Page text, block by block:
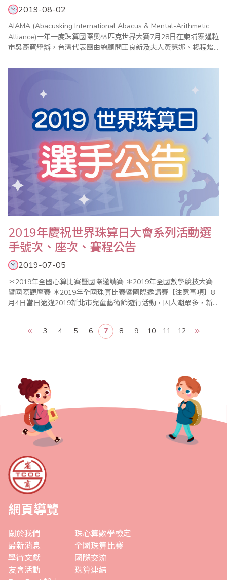
2019-08-02
AIAMA (Abacusking International Abacus & Mental-Arithmetic
Alliance)一年一度珠算國際奧林匹克世界大賽7月28日在柬埔寨暹粒
市吳哥窟舉辦，台灣代表團由總顧問王良新及夫人黃慧娜、楊程焰
鍾健美總教練、李皓晴老師等帶領選手及隨行團員共41名參與盛
2019年慶祝世界珠算日大會系列活動選
手號次、座次、賽程公告
2019-07-05
＊2019年全國心算比賽暨國際邀請賽 ＊2019年全國數學競技大賽
暨國際觀摩賽 ＊2019年全國珠算比賽暨國際邀請賽【注意事項】8
月4日當日適逢2019新北市兒童藝術節遊行活動，因人潮眾多，新
量搭乘大眾交通工具，提前到場並注意安全。新北市政府公告：
「2019新北市兒童藝術節」8/4將舉辦歡樂變裝大遊行，活動區域部
3 4 5 6 7 8 9 10 11 12
網頁導覽
關於我們
最新消息
學術文獻
友會活動
珠心算數學檢定
全國珠算比賽
國際交流
珠算連結